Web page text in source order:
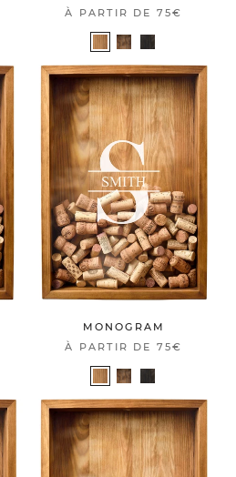
À PARTIR DE 75€
MONOGRAM
À PARTIR DE 75€